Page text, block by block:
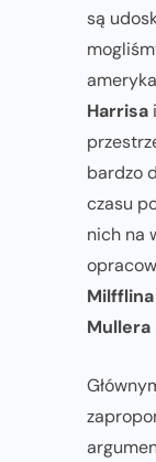
są
Harrisa i
bardzo
czasu
nich na
Milfflina
Mullera